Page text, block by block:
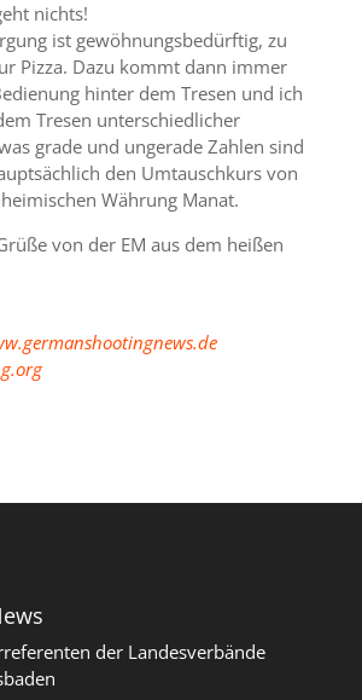
nichts!
ist gewöhnungsbedürftig, zu
Pizza. Dazu kommt dann immer
hinter dem Tresen und ich
Tresen unterschiedlicher
grade und ungerade Zahlen sind
den Umtauschkurs von
Währung Manat.
von der EM aus dem heißen
der Landesverbände